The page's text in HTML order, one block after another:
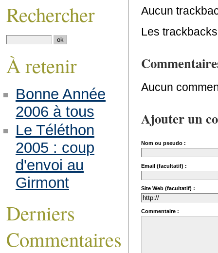
Aucun
Les
Aucun
Ajouter un
Nom ou pseudo :
Email (facultatif) :
Site Web (facultatif) :
Commentaire :
Rechercher
À retenir
Bonne Année
2006 à tous
Le Téléthon
2005 : coup
d'envoi au
Girmont
Derniers
Commentaires